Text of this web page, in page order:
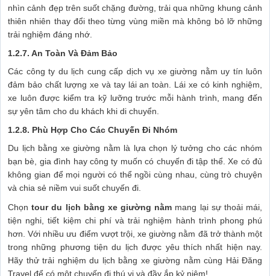
nhìn cảnh đẹp trên suốt chặng đường, trải qua những khung cảnh
thiên nhiên thay đổi theo từng vùng miền mà không bỏ lỡ những
trải nghiệm đáng nhớ.
1.2.7. An Toàn Và Đảm Bảo
Các công ty du lịch cung cấp dịch vụ xe giường nằm uy tín luôn
đảm bảo chất lượng xe và tay lái an toàn. Lái xe có kinh nghiệm,
xe luôn được kiểm tra kỹ lưỡng trước mỗi hành trình, mang đến
sự yên tâm cho du khách khi di chuyển.
1.2.8. Phù Hợp Cho Các Chuyến Đi Nhóm
Du lịch bằng xe giường nằm là lựa chọn lý tưởng cho các nhóm
bạn bè, gia đình hay công ty muốn có chuyến đi tập thể. Xe có đủ
không gian để mọi người có thể ngồi cùng nhau, cùng trò chuyện
và chia sẻ niềm vui suốt chuyến đi.
Chọntour du lịch bằng xe giường nằm mang lại sự thoải mái,
tiện nghi, tiết kiệm chi phí và trải nghiệm hành trình phong phú
hơn. Với nhiều ưu điểm vượt trội, xe giường nằm đã trở thành một
trong những phương tiện du lịch được yêu thích nhất hiện nay.
Hãy thử trải nghiệm du lịch bằng xe giường nằm cùng Hải Đăng
Travel để có một chuyến đi thú vị và đầy ắp kỷ niệm!